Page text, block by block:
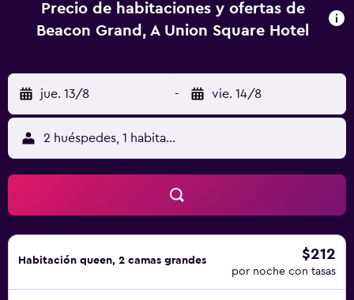
Precio de habitaciones y ofertas de
Beacon Grand, A Union Square Hotel
jue. 13/8 - vie. 14/8
2 huéspedes, 1 habitación
Habitación queen, 2 camas grandes $212
por noche con tasas